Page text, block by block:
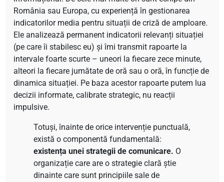
România sau Europa, cu experiență în gestionarea
indicatorilor media pentru situații de criză de amploare.
Ele analizează permanent indicatorii relevanți situației
(pe care îi stabilesc eu) și îmi transmit rapoarte la
intervale foarte scurte – uneori la fiecare zece minute,
alteori la fiecare jumătate de oră sau o oră, în funcție de
dinamica situației. Pe baza acestor rapoarte putem lua
decizii informate, calibrate strategic, nu reacții
impulsive.
Totuși, înainte de orice intervenție punctuală,
există o componentă fundamentală:
existența unei strategii de comunicare. O
organizație care are o strategie clară știe
dinainte care sunt principiile sale de